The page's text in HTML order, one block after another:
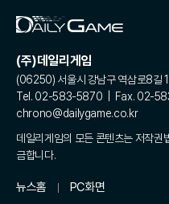
(주)데일리게임
(06250) 서울시 강남구 역삼로8길
Tel. 02-583-5870 | Fax. 02-
chrono@dailygame.co.kr
데일리게임의 모든 콘텐츠는 저작권
금합니다.
뉴스홈 PC화면